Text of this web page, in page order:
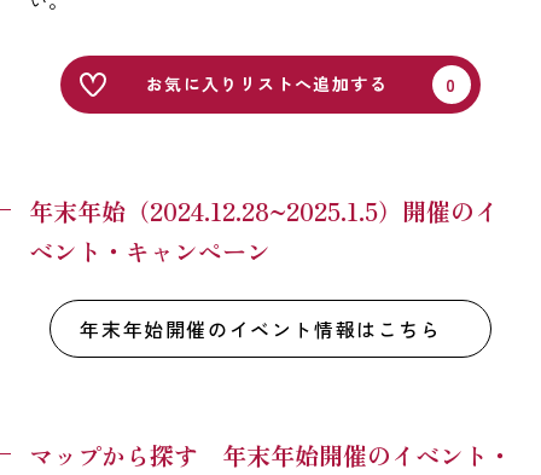
お気に入りリストへ追加する
年末年始（2024.12.28~2025.1.5）開催のイ
ベント・キャンペーン
年末年始開催のイベント情報はこちら
マップから探す 年末年始開催のイベント・